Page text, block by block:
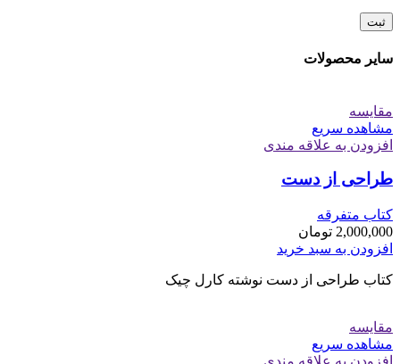
سایر محصولات
مقایسه
مشاهده سریع
افزودن به علاقه مندی
طراحی از دست
کتاب متفرقه
2,000,000 تومان
افزودن به سبد خرید
کتاب طراحی از دست نوشته کارل چیک
مقایسه
مشاهده سریع
افزودن به علاقه مندی